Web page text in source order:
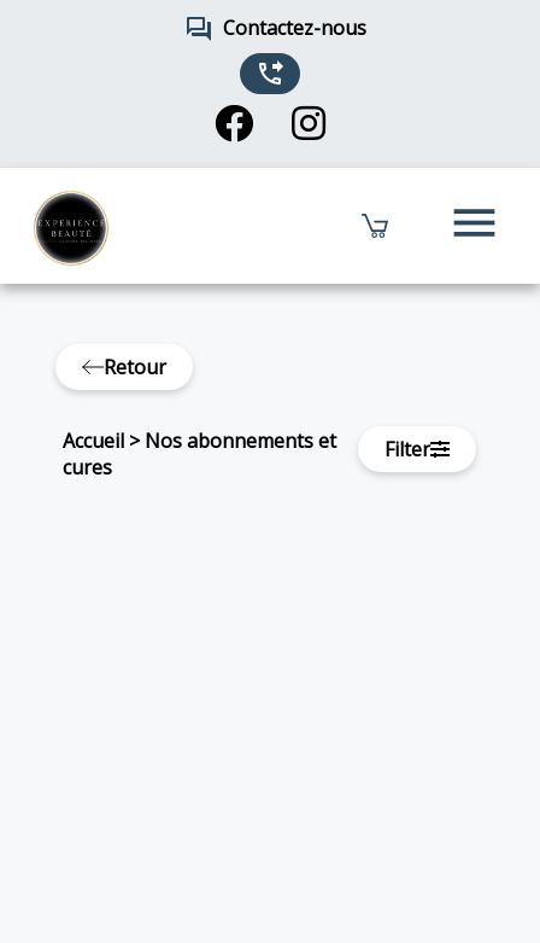
forum Contactez-nous
phone_forwarded
menu
Retour
Accueil >Nos abonnements et
cures
Filter